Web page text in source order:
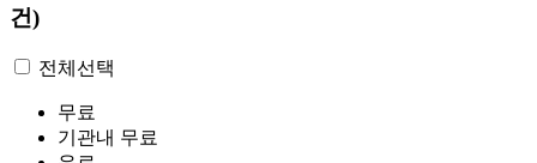
건)
전체선택
무료
기관내 무료